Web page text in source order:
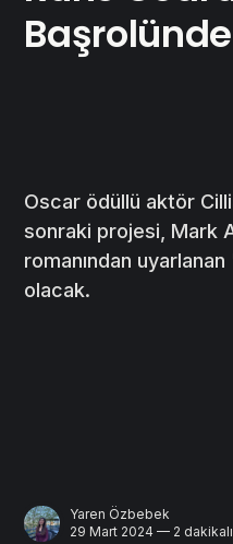
Başrolünde
Oscar ödüllü aktör
sonraki projesi, Mark
romanından
olacak.
Yaren Özbebek
29 Mart 2024 — 2